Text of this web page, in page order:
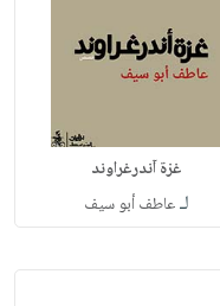
غزة آندرغراوند
لـعاطف أبو سيف